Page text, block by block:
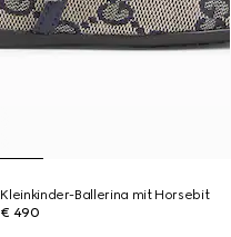
Kleinkinder-Ballerina mit Horsebit
€ 490